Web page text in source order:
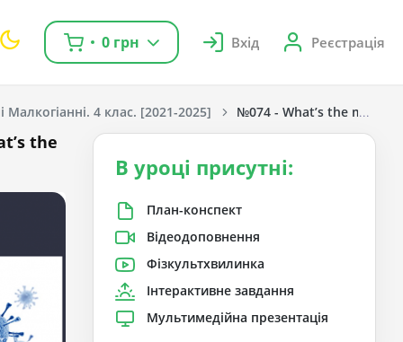
0 грн Вхід Реєстрація
4 клас. [2021-2025] №074 - What’s the matter?
the
В уроці присутні:
План-конспект
Відеодоповнення
Фізкультхвилинка
Інтерактивне завдання
Мультимедійна презентація